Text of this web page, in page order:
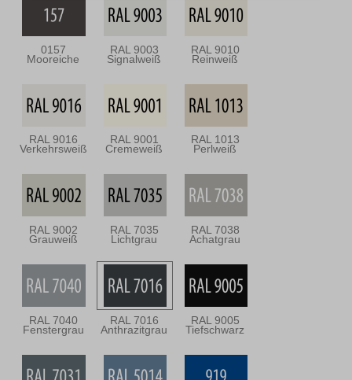
0157
Mooreiche
RAL 9003
Signalweiß
RAL 9010
Reinweiß
RAL 9016
Verkehrsweiß
RAL 9001
Cremeweiß
RAL 1013
Perlweiß
RAL 9002
Grauweiß
RAL 7035
Lichtgrau
RAL 7038
Achatgrau
RAL 7040
Fenstergrau
RAL 7016
Anthrazitgrau
RAL 9005
Tiefschwarz